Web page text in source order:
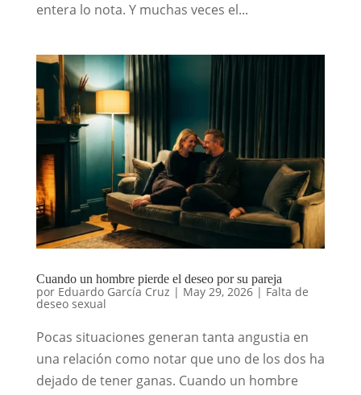
entera lo nota. Y muchas veces el...
Cuando un hombre pierde el deseo por su pareja
por Eduardo García Cruz | May 29, 2026| Falta de
deseo sexual
Pocas situaciones generan tanta angustia en
una relación como notar que uno de los dos ha
dejado de tener ganas. Cuando un hombre